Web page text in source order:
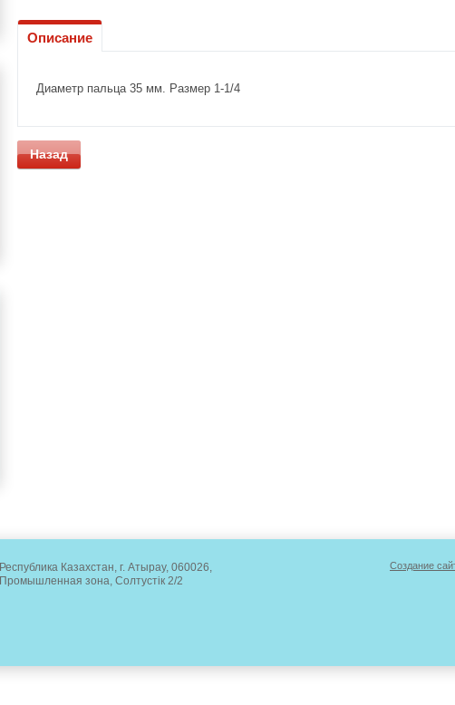
Описание
Диаметр пальца 35 мм. Размер 1-1/4
Назад
Создание
Республика Казахстан, г. Атырау, 060026,
Промышленная зона, Солтустік 2/2